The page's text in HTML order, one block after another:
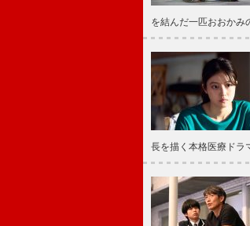
を結んだ一匹おおか
長を描く本格医療ド